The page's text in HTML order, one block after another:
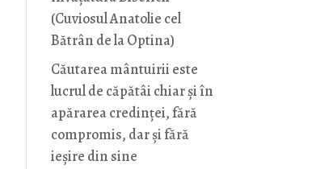
(Cuviosul Anatolie cel
Bătrân de la Optina)
Căutarea mântuirii este
lucrul de căpătâi chiar și în
apărarea credinței, fără
compromis, dar și fără
ieșire din sine